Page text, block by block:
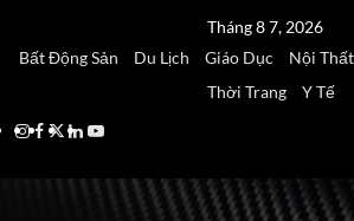
Tháng 8 7, 2026
Bất Động Sản
Du Lịch Giáo Dục Nội Thất
Thời Trang
Y Tế
Instagram
Facebook
Twitter
Linkedin
Youtube